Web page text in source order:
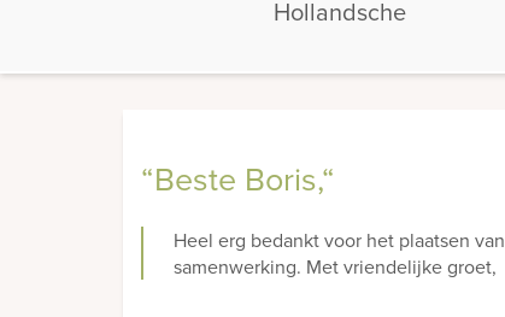
Hollandsche
“Beste Boris,“
Heel erg bedankt voor het plaatsen
samenwerking. Met vriendelijke groet,